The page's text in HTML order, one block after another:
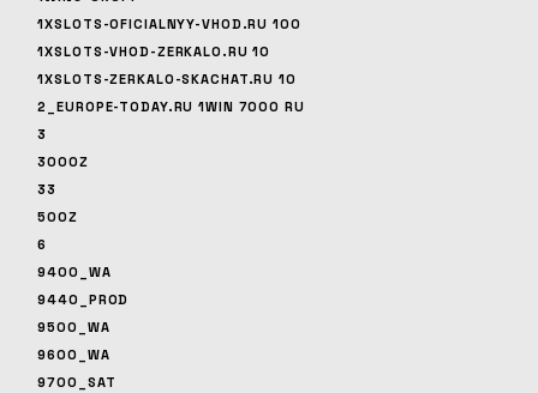
1XSLOTS-OFICIALNYY-VHOD.RU 100
1XSLOTS-VHOD-ZERKALO.RU 10
1XSLOTS-ZERKALO-SKACHAT.RU 10
2_EUROPE-TODAY.RU 1WIN 7000 RU
3
3000Z
33
500Z
6
9400_WA
9440_PROD
9500_WA
9600_WA
9700_SAT